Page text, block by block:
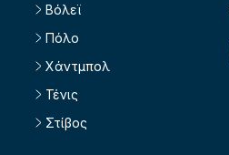
Βόλεϊ
Πόλο
Χάντμπολ
Τένις
Στίβος